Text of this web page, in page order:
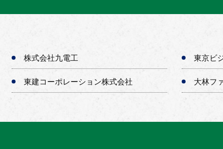
株式会社九電工 東京ビ
東建コーポレーション株式会社 大林フ